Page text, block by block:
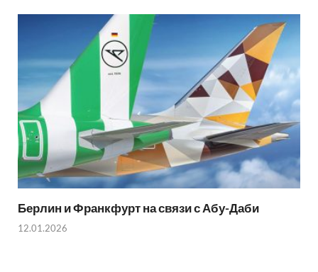
Берлин и Франкфурт на связи с Абу-Даби
12.01.2026